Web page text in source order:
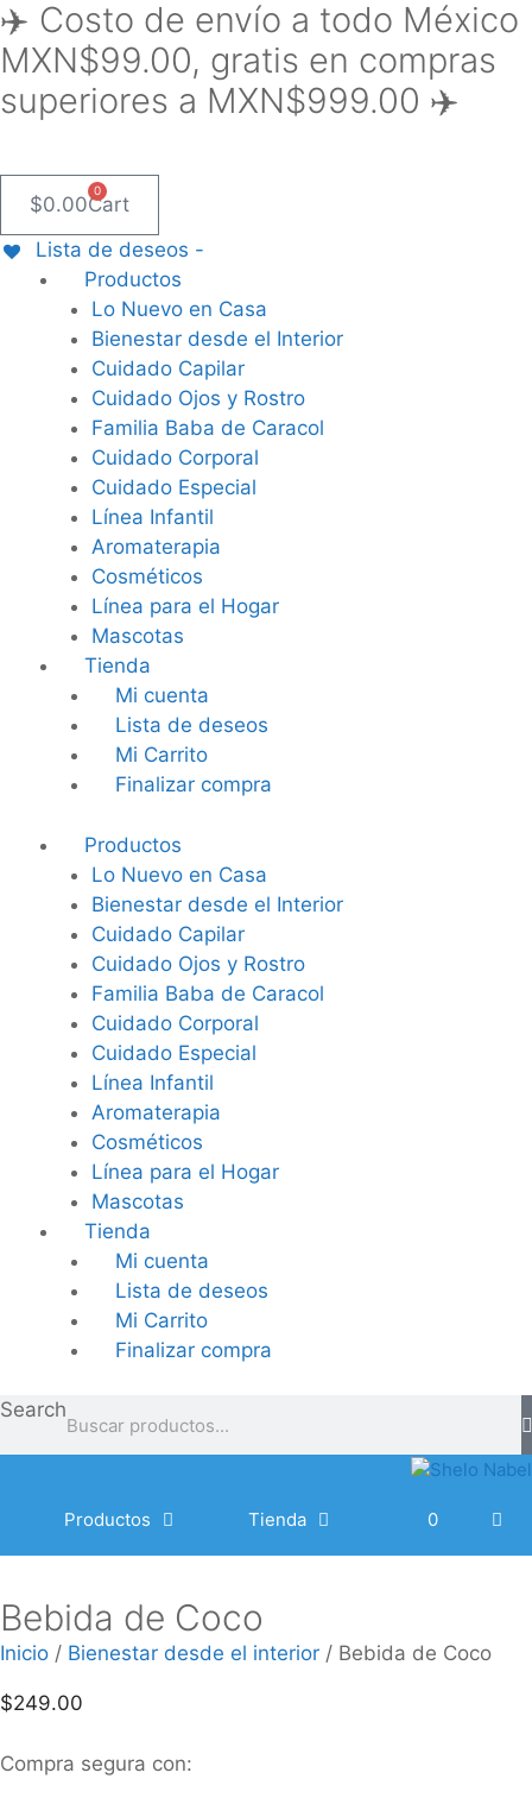
Saltar
al
contenido
✈️ Costo de envío a todo México
MXN$99.00, gratis en compras
superiores a MXN$999.00 ✈️
$0.00
0
Cart
Lista de deseos -
Productos
Lo Nuevo en Casa
Bienestar desde el Interior
Cuidado Capilar
Cuidado Ojos y Rostro
Familia Baba de Caracol
Cuidado Corporal
Cuidado Especial
Línea Infantil
Aromaterapia
Cosméticos
Línea para el Hogar
Mascotas
Tienda
Mi cuenta
Lista de deseos
Mi Carrito
Finalizar compra
Productos
Lo Nuevo en Casa
Bienestar desde el Interior
Cuidado Capilar
Cuidado Ojos y Rostro
Familia Baba de Caracol
Cuidado Corporal
Cuidado Especial
Línea Infantil
Aromaterapia
Cosméticos
Línea para el Hogar
Mascotas
Tienda
Mi cuenta
Lista de deseos
Mi Carrito
Finalizar compra
Search
Productos Tienda 0
Bebida de Coco
Inicio / Bienestar desde el interior / Bebida de Coco
$249.00
Compra segura con: